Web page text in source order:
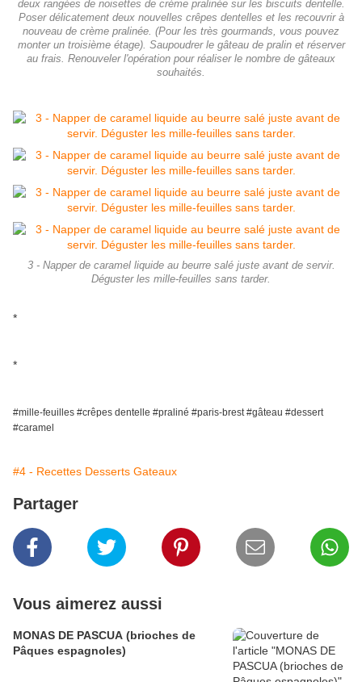
deux rangées de noisettes de crème pralinée sur les biscuits dentelle.
Poser délicatement deux nouvelles crêpes dentelles et les recouvrir à
nouveau de crème pralinée. (Pour les très gourmands, vous pouvez
monter un troisième étage). Saupoudrer le gâteau de pralin et réserver
au frais. Renouveler l'opération pour réaliser le nombre de gâteaux
souhaités.
3 - Napper de caramel liquide au beurre salé juste avant de servir.
Déguster les mille-feuilles sans tarder.
*
*
#mille-feuilles #crêpes dentelle #praliné #paris-brest #gâteau #dessert
#caramel
#4 - Recettes Desserts Gateaux
Partager
Vous aimerez aussi
MONAS DE PASCUA (brioches de
Pâques espagnoles)